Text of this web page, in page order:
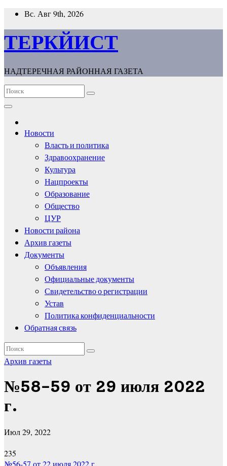
Перейти
содержимому
Вс. Авг 9th, 2026
ТЕРКЙИСТ
НАДТЕРЕЧНАЯ РАЙОННАЯ ГАЗЕТА
Новости
Власть и политика
Здравоохранение
Культура
Нацпроекты
Образование
Общество
ЦУР
Новости района
Архив газеты
Документы
Объявления
Официальные документы
Свидетельство о регистрации
Устав
Политика конфиденциальности
Обратная связь
Архив газеты
№58-59 от 29 июля 2022
г.
Июл 29, 2022
235
№56-57 от 22 июля 2022 г.